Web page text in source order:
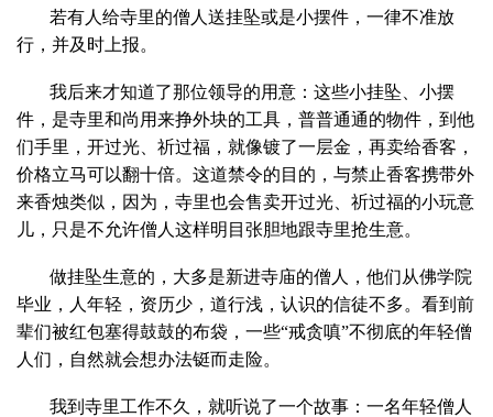
若有人给寺里的僧人送挂坠或是小摆件，一律不准放
行，并及时上报。
我后来才知道了那位领导的用意：这些小挂坠、小摆
件，是寺里和尚用来挣外块的工具，普普通通的物件，到他
们手里，开过光、祈过福，就像镀了一层金，再卖给香客，
价格立马可以翻十倍。这道禁令的目的，与禁止香客携带外
来香烛类似，因为，寺里也会售卖开过光、祈过福的小玩意
儿，只是不允许僧人这样明目张胆地跟寺里抢生意。
做挂坠生意的，大多是新进寺庙的僧人，他们从佛学院
毕业，人年轻，资历少，道行浅，认识的信徒不多。看到前
辈们被红包塞得鼓鼓的布袋，一些“戒贪嗔”不彻底的年轻僧
人们，自然就会想办法铤而走险。
我到寺里工作不久，就听说了一个故事：一名年轻僧人